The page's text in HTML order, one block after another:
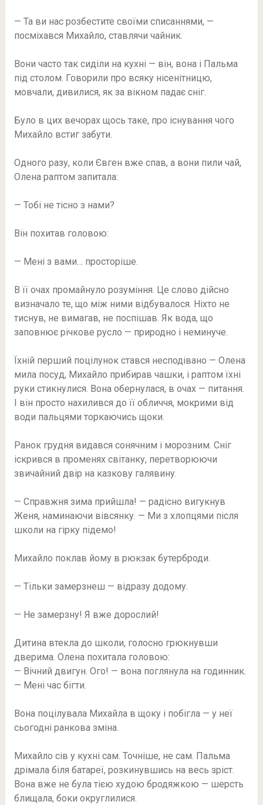
— Та ви нас розбестите своїми списаннями, —
посміхався Михайло, ставлячи чайник.
Вони часто так сиділи на кухні — він, вона і Пальма
під столом. Говорили про всяку нісенітницю,
мовчали, дивилися, як за вікном падає сніг.
Було в цих вечорах щось таке, про існування чого
Михайло встиг забути.
Одного разу, коли Євген вже спав, а вони пили чай,
Олена раптом запитала:
— Тобі не тісно з нами?
Він похитав головою:
— Мені з вами… просторіше.
В її очах промайнуло розуміння. Це слово дійсно
визначало те, що між ними відбувалося. Ніхто не
тиснув, не вимагав, не поспішав. Як вода, що
заповнює річкове русло — природно і неминуче.
Їхній перший поцілунок стався несподівано — Олена
мила посуд, Михайло прибирав чашки, і раптом їхні
руки стикнулися. Вона обернулася, в очах — питання.
І він просто нахилився до її обличчя, мокрими від
води пальцями торкаючись щоки.
Ранок грудня видався сонячним і морозним. Сніг
іскрився в променях світанку, перетворюючи
звичайний двір на казкову галявину.
— Справжня зима прийшла! — радісно вигукнув
Женя, наминаючи вівсянку. — Ми з хлопцями після
школи на гірку підемо!
Михайло поклав йому в рюкзак бутерброди.
— Тільки замерзнеш — відразу додому.
— Не замерзну! Я вже дорослий!
Дитина втекла до школи, голосно грюкнувши
дверима. Олена похитала головою:
— Вічний двигун. Ого! — вона поглянула на годинник.
— Мені час бігти.
Вона поцілувала Михайла в щоку і побігла — у неї
сьогодні ранкова зміна.
Михайло сів у кухні сам. Точніше, не сам. Пальма
дрімала біля батареї, розкинувшись на весь зріст.
Вона вже не була тією худою бродяжкою — шерсть
блищала, боки округлилися.